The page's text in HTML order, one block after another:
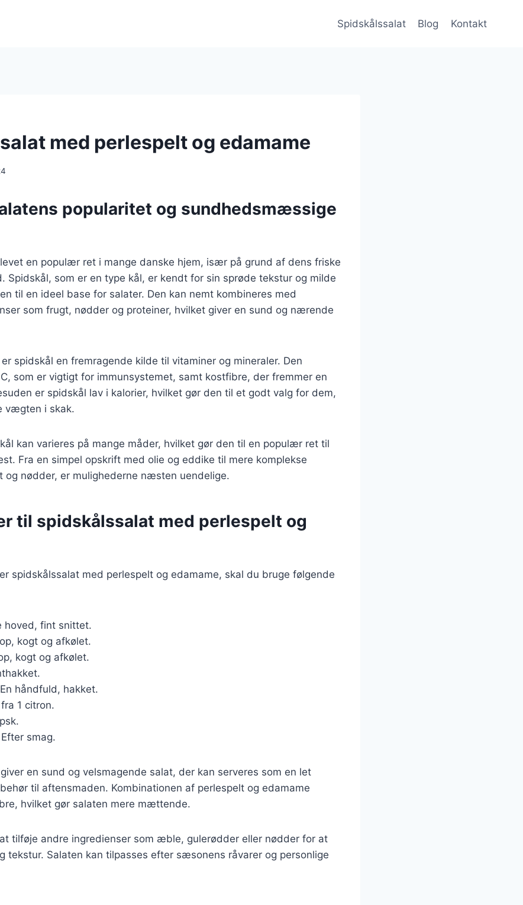
Spidskålssalat Blog Kontakt
med perlespelt og edamame
popularitet og sundhedsmæssige
en populær ret i mange danske hjem, især på grund af dens friske
Spidskål, som er en type kål, er kendt for sin sprøde tekstur og milde
til en ideel base for salater. Den kan nemt kombineres med
som frugt, nødder og proteiner, hvilket giver en sund og nærende
spidskål en fremragende kilde til vitaminer og mineraler. Den
som er vigtigt for immunsystemet, samt kostfibre, der fremmer en
er spidskål lav i kalorier, hvilket gør den til et godt valg for dem,
vægten i skak.
kan varieres på mange måder, hvilket gør den til en populær ret til
Fra en simpel opskrift med olie og eddike til mere komplekse
og nødder, er mulighederne næsten uendelige.
til spidskålssalat med perlespelt og
spidskålssalat med perlespelt og edamame, skal du bruge følgende
hoved, fint snittet.
kogt og afkølet.
kogt og afkølet.
håndfuld, hakket.
1 citron.
smag.
en sund og velsmagende salat, der kan serveres som en let
til aftensmaden. Kombinationen af perlespelt og edamame
hvilket gør salaten mere mættende.
tilføje andre ingredienser som æble, gulerødder eller nødder for at
tekstur. Salaten kan tilpasses efter sæsonens råvarer og personlige